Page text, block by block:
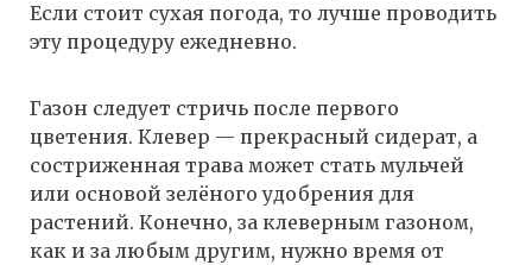
Если стоит сухая погода, то лучше проводить
эту процедуру ежедневно.
Газон следует стричь после первого
цветения. Клевер — прекрасный сидерат, а
состриженная трава может стать мульчей
или основой зелёного удобрения для
растений. Конечно, за клеверным газоном,
как и за любым другим, нужно время от